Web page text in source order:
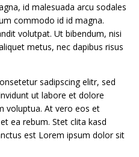
id malesuada arcu sodales
commodo id id magna.
volutpat. Ut bibendum, nisi
metus, nec dapibus risus
sadipscing elitr, sed
ut labore et dolore
voluptua. At vero eos et
ea rebum. Stet clita kasd
est Lorem ipsum dolor sit